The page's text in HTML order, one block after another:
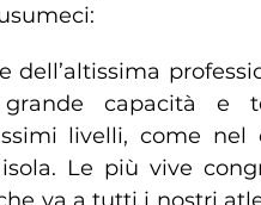
dell’altissima
capacità e
livelli, come
Le più vive